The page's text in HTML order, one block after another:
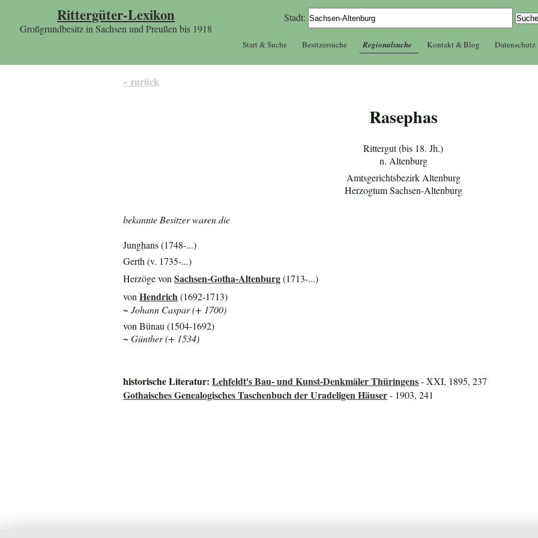
Rittergüter-Lexikon
Großgrundbesitz in Sachsen und Preußen bis 1918
Stadt:
Start & Suche Besitzersuche Regionalsuche Kontakt & Blog Datenschutz
« zurück
Rasephas
Rittergut (bis 18. Jh.)
n. Altenburg
Amtsgerichtsbezirk Altenburg
Herzogtum Sachsen-Altenburg
bekannte Besitzer waren die
Junghans (1748-...)
Gerth (v. 1735-...)
Herzöge vonSachsen-Gotha-Altenburg(1713-...)
vonHendrich (1692-1713)
~ Johann Caspar (+ 1700)
von Bünau (1504-1692)
~ Günther (+ 1534)
historische Literatur:Lehfeldt's Bau- und Kunst-Denkmäler Thüringens- XXI, 1895, 237
Gothaisches Genealogisches Taschenbuch der Uradeligen Häuser- 1903, 241